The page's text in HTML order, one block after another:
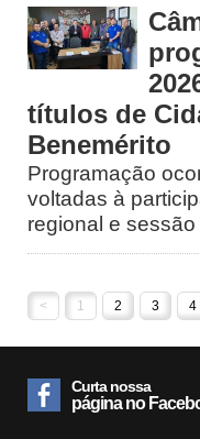
títulos de
Benemérito
Programação
voltadas à
regional e
< 1 2 3 4
Curta nossa
página no